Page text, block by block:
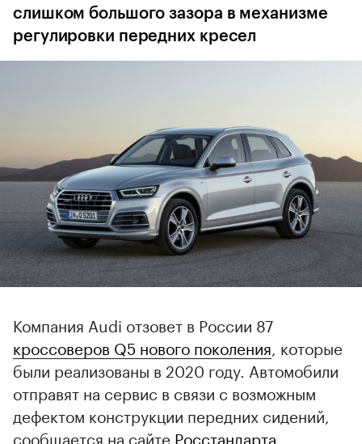
слишком большого зазора в механизме
регулировки передних кресел
Компания Audi отзовет в России 87
кроссоверов Q5 нового поколения , которые
были реализованы в 2020 году. Автомобили
отправят на сервис в связи с возможным
дефектом конструкции передних сидений,
сообщается на сайте Росстандарта